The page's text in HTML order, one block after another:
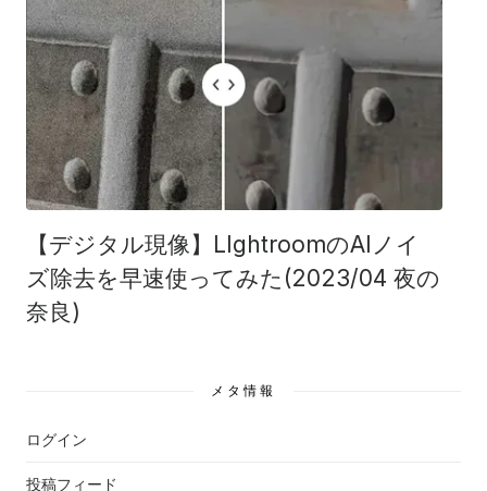
【デジタル現像】LIghtroomのAIノイ
ズ除去を早速使ってみた(2023/04 夜の
奈良)
メタ情報
ログイン
投稿フィード